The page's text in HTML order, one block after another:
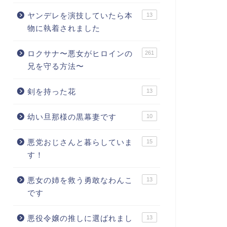
ヤンデレを演技していたら本
物に執着されました
13
ロクサナ〜悪女がヒロインの
兄を守る方法〜
261
剣を持った花 13
幼い旦那様の黒幕妻です 10
悪党おじさんと暮らしていま
す！
15
悪女の姉を救う勇敢なわんこ
です
13
悪役令嬢の推しに選ばれまし
13